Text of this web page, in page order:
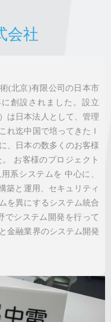
会社
(北京)有限公司の日本市
創設されました。設立
は日本法人として、管理
れ迄中国で培ってきたＩ
、日本の数多くのお客様
お客様のプロジェクト
系システムを 中心に、
築と運用、セキュリティ
を異にするシステム統合
でシステム開発を行って
金融業界のシステム開発